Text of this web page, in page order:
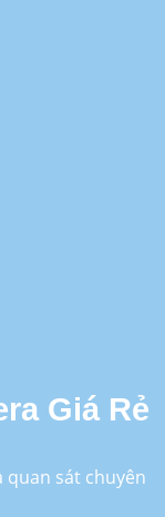
Giá Rẻ
sát chuyên